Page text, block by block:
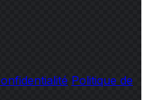
Politique de